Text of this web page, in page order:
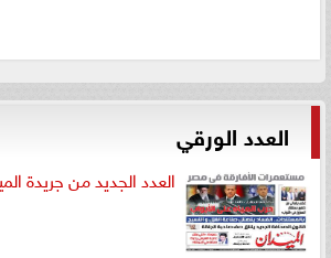
العدد الورقي
العدد الجديد من جريدة